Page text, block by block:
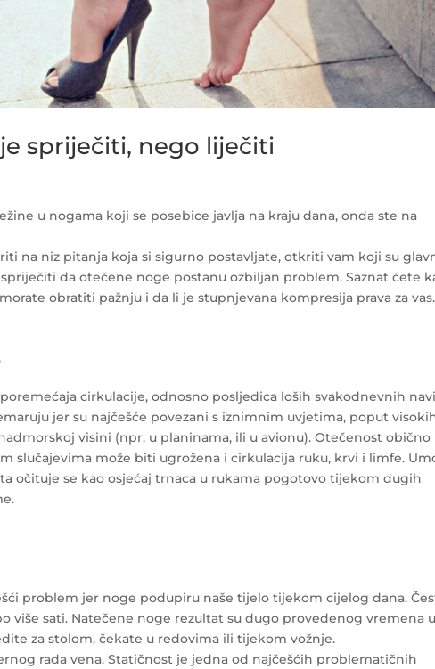
spriječiti, nego liječiti
u nogama koji se posebice javlja na kraju dana, onda ste na
na niz pitanja koja si sigurno postavljate, otkriti vam koji su
da otečene noge postanu ozbiljan problem. Saznat ćete
obratiti pažnju i da li je stupnjevana kompresija prava za vas.
cirkulacije, odnosno posljedica loših svakodnevnih
jer su najčešće povezani s iznimnim uvjetima, poput
visini (npr. u planinama, ili u avionu). Otečenost obično
slučajevima može biti ugrožena i cirkulacija ruku, krvi i limfe.
očituje se kao osjećaj trnaca u rukama pogotovo tijekom dugih
problem jer noge podupiru naše tijelo tijekom cijelog dana.
više sati. Natečene noge rezultat su dugo provedenog vremena u
za stolom, čekate u redovima ili tijekom vožnje.
rada vena. Statičnost je jedna od najčešćih problematičnih